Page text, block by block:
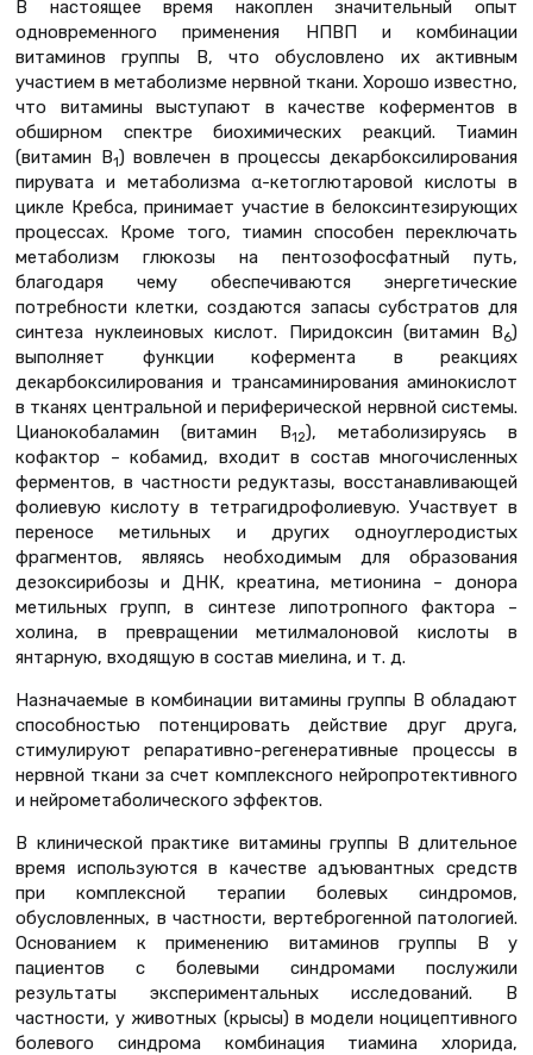
В настоящее время накоплен значительный опыт
одновременного применения НПВП и комбинации
витаминов группы В, что обусловлено их активным
участием в метаболизме нервной ткани. Хорошо известно,
что витамины выступают в качестве коферментов в
обширном спектре биохимических реакций. Тиамин
(витамин В1) вовлечен в процессы декарбоксилирования
пирувата и метаболизма α-кетоглютаровой кислоты в
цикле Кребса, принимает участие в белоксинтезирующих
процессах. Кроме того, тиамин способен переключать
метаболизм глюкозы на пентозофосфатный путь,
благодаря чему обеспечиваются энергетические
потребности клетки, создаются запасы субстратов для
синтеза нуклеиновых кислот. Пиридоксин (витамин В6)
выполняет функции кофермента в реакциях
декарбоксилирования и трансаминирования аминокислот
в тканях центральной и периферической нервной системы.
Цианокобаламин (витамин В12), метаболизируясь в
кофактор – кобамид, входит в состав многочисленных
ферментов, в частности редуктазы, восстанавливающей
фолиевую кислоту в тетрагидрофолиевую. Участвует в
переносе метильных и других одноуглеродистых
фрагментов, являясь необходимым для образования
дезоксирибозы и ДНК, креатина, метионина – донора
метильных групп, в синтезе липотропного фактора –
холина, в превращении метилмалоновой кислоты в
янтарную, входящую в состав миелина, и т. д.
Назначаемые в комбинации витамины группы В обладают
способностью потенцировать действие друг друга,
стимулируют репаративно-регенеративные процессы в
нервной ткани за счет комплексного нейропротективного
и нейрометаболического эффектов.
В клинической практике витамины группы В длительное
время используются в качестве адъювантных средств
при комплексной терапии болевых синдромов,
обусловленных, в частности, вертеброгенной патологией.
Основанием к применению витаминов группы В у
пациентов с болевыми синдромами послужили
результаты экспериментальных исследований. В
частности, у животных (крысы) в модели ноцицептивного
болевого синдрома комбинация тиамина хлорида,